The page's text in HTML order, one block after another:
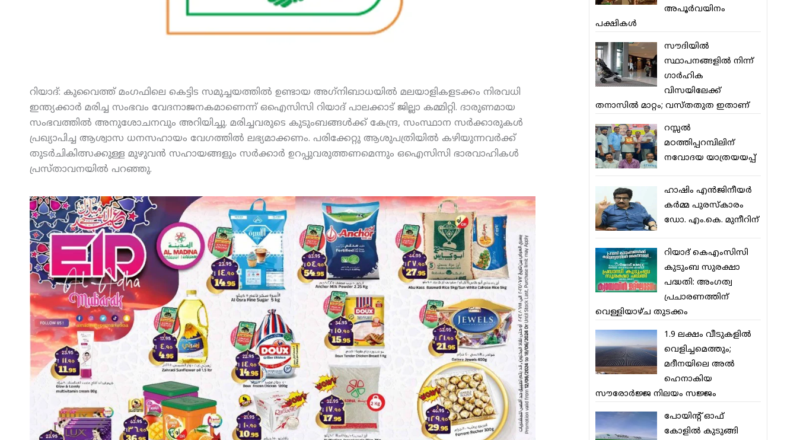
റിയാദ്: കുവൈത്ത് മംഗഫിലെ കെട്ടിട സമുച്ചയത്തില്‍ ഉണ്ടായ അഗ്‌നിബാധയില്‍ മലയാളികളടക്കം നിരവധി
ഇന്ത്യക്കാര്‍ മരിച്ച സംഭവം വേദനാജനകമാണെന്ന് ഒഐസിസി റിയാദ് പാലക്കാട് ജില്ലാ കമ്മിറ്റി. ദാരുണമായ
സംഭവത്തില്‍ അനുശോചനവും അറിയിച്ചു. മരിച്ചവരുടെ കുടുംബങ്ങള്‍ക്ക് കേന്ദ്ര, സംസ്ഥാന സര്‍ക്കാരുകള്‍
പ്രഖ്യാപിച്ച ആശ്വാസ ധനസഹായം വേഗത്തില്‍ ലഭ്യമാക്കണം. പരിക്കേറ്റു ആശുപത്രിയില്‍ കഴിയുന്നവര്‍ക്ക്
തുടര്‍ചികിത്സക്കുള്ള മുഴുവന്‍ സഹായങ്ങളും സര്‍ക്കാര്‍ ഉറപ്പുവരുത്തണമെന്നും ഒഐസിസി ഭാരവാഹികള്‍
പ്രസ്താവനയില്‍ പറഞ്ഞു.
അപൂര്‍വയിനം
പക്ഷികള്‍
സൗദിയില്‍
സ്ഥാപനങ്ങളില്‍ നിന്ന്
ഗാര്‍ഹിക
വിസയിലേക്ക്
തനാസില്‍ മാറ്റം; വസ്തതുത ഇതാണ്
റസ്സല്‍
മഠത്തിപ്പറമ്പിലിന്
നവോദയ യാത്രയയപ്പ്
ഹാഷിം എന്‍ജിനീയര്‍
കര്‍മ്മ പുരസ്‌കാരം
ഡോ. എം.കെ. മുനീറിന്
റിയാദ് കെഎംസിസി
കുടുംബ സുരക്ഷാ
പദ്ധതി: അംഗത്വ
പ്രചാരണത്തിന്
വെള്ളിയാഴ്ച തുടക്കം
1.9 ലക്ഷം വീടുകളില്‍
വെളിച്ചമെത്തും;
മദീനയിലെ അല്‍
ഹെനാകിയ
സൗരോര്‍ജ്ജ നിലയം സജ്ജം
പോയിന്റ് ഓഫ്
കോളില്‍ കുടുങ്ങി